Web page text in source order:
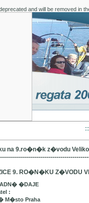
and will be removed in
na 9.ro�n�k z�vodu
9. RO�N�KU Z�VODU
�DAJE
:
M�sto Praha